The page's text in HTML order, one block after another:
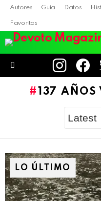
Autores Guía Datos
Favoritos
instagram
137
LO ÚLTIMO